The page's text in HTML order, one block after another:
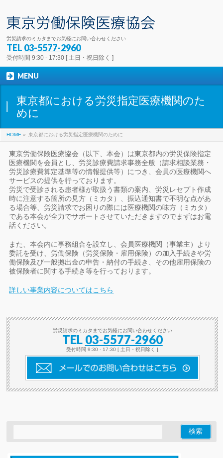
労災請求のミカタまでお気軽にお問い合わせください
TEL 03-5577-2960
受付時間 9:30 - 17:30 [ 土日・祝日除く ]
MENU
東京都における労災指定医療機関のた
めに
HOME » 東京都における労災指定医療機関のために
東京労働保険医療協会（以下、本会）は東京都内の労災保険指定
医療機関を会員とし、労災診療費請求事務全般（請求相談業務・
労災診療費算定基準等の情報提供等）につき、会員の医療機関へ
サービスの提供を行っております。
労災で受診される患者様が取扱う書類の案内、労災レセプト作成
時に注意する箇所の見方（ミカタ）、振込通知書で不明な点があ
る場合等、労災請求でお困りの際には医療機関の味方（ミカタ）
である本会が全力でサポートさせていただきますのでまずはお電
話ください。
また、本会内に事務組合を設立し、会員医療機関（事業主）より
委託を受け、労働保険（労災保険・雇用保険）の加入手続きや労
働保険及び一般拠出金の申告・納付の手続き、その他雇用保険の
被保険者に関する手続き等を行っております。
詳しい事業内容についてはこちら
労災請求のミカタまでお気軽にお問い合わせください
TEL 03-5577-2960
受付時間 9:30 - 17:30 [ 土日・祝日除く ]